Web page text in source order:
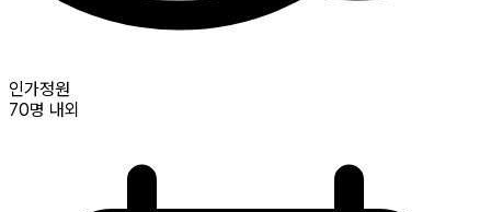
인가정원
70명 내외